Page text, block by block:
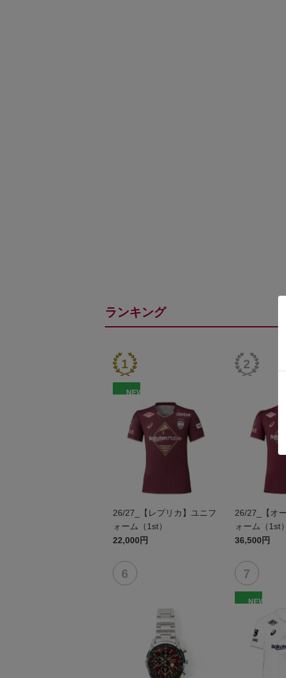
ランキング
NEW
26/27_【レプリカ】ユニフ
ォーム（1st）
22,000円
26/27_【オ
ォーム（1st）
36,500円
NEW